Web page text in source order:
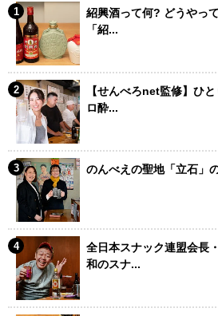
紹興酒って何? どうやっ
「紹...
【せんべろnet監修】ひ
ロ酔...
のんべえの聖地「立石」
全日本スナック連盟会長
和のスナ...